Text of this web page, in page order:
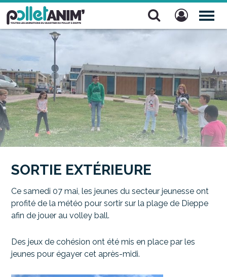
Pollet Anim'
SORTIE EXTÉRIEURE
Ce samedi 07 mai, les jeunes du secteur jeunesse ont
profité de la météo pour sortir sur la plage de Dieppe
afin de jouer au volley ball.
Des jeux de cohésion ont été mis en place par les
jeunes pour égayer cet après-midi.